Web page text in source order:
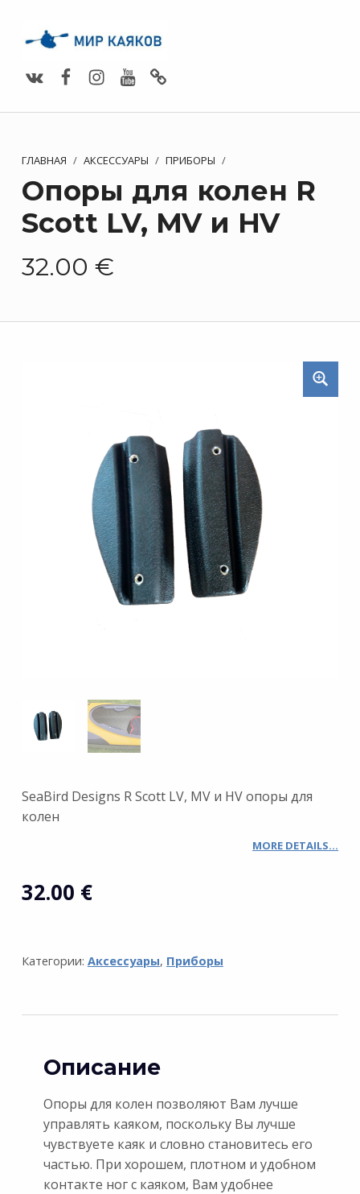
ГЛАВНАЯ / АКСЕССУАРЫ / ПРИБОРЫ /
Опоры для колен R
Scott LV, MV и HV
32.00 €
SeaBird Designs R Scott LV, MV и HV oпоры для
колен
MORE DETAILS…
32.00 €
Категории: Аксессуары, Приборы
Описание
Опоры для колен позволяют Вам лучше
управлять каяком, поскольку Вы лучше
чувствуете каяк и словно становитесь его
частью. При хорошем, плотном и удобном
контакте ног с каяком, Вам удобнее